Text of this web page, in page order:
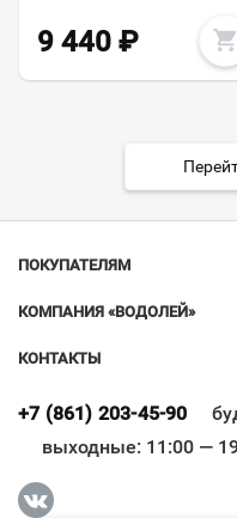
9 440 ₽
ПОКУПАТЕЛЯМ
КОМПАНИЯ «ВОДОЛЕЙ»
КОНТАКТЫ
+7 (861) 203-45-90
выходные: 11:00 —
Всё верно